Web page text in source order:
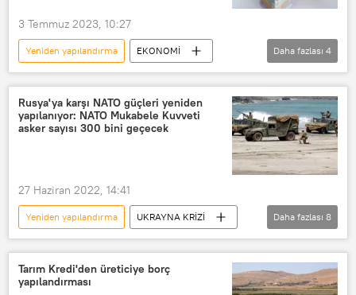
3 Temmuz 2023, 10:27
Yeniden yapılandırma
EKONOMİ
Vergi
Vergi borcu
yapılandırma
Borç yapılandırma
Daha fazlası 4
Rusya'ya karşı NATO güçleri yeniden
yapılanıyor: NATO Mukabele Kuvveti
asker sayısı 300 bini geçecek
27 Haziran 2022, 14:41
Yeniden yapılandırma
UKRAYNA KRİZİ
NATO
Jens Stoltenberg
NATO Mukabele Kuvveti
acil müdahale ekibi
Daha fazlası 8
Tarım Kredi'den üreticiye borç
yapılandırması